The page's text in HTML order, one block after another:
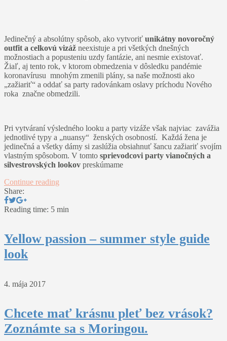
Jedinečný a absolútny spôsob, ako vytvoriť unikátny novoročný
outfit a celkovú vizáž neexistuje a pri všetkých dnešných
možnostiach a popusteniu uzdy fantázie, ani nesmie existovať.
Žiaľ, aj tento rok, v ktorom obmedzenia v dôsledku pandémie
koronavírusu mnohým zmenili plány, sa naše možnosti ako
„zažiariť“ a oddať sa party radovánkam oslavy príchodu Nového
roka značne obmedzili.
Pri vytváraní výsledného looku a party vizáže však najviac zavážia
jednotlivé typy a „nuansy“ ženských osobností. Každá žena je
jedinečná a všetky dámy si zaslúžia obsiahnuť šancu zažiariť svojím
vlastným spôsobom. V tomto sprievodcovi party vianočných a
silvestrovských lookov preskúmame
Continue reading
Share:
Reading time: 5 min
Yellow passion – summer style guide
look
4. mája 2017
Chcete mať krásnu pleť bez vrások?
Zoznámte sa s Moringou.